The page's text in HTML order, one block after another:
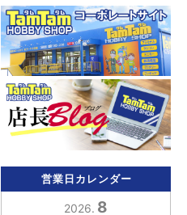
営業日カレンダー
2026. 8